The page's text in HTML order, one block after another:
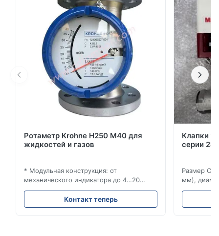
или включение и выключение клапанов
автоматического управления.Позиционировщик
подает воздух на о...
Ротаметр Krohne H250 M40 для
жидкостей и газов
* Модульная конструкция: от
механического индикатора до 4…20
мА/HART®7, FF, Profibus-PA и
суммирующий счетчик * Любое
монтажное положение: вертикальное,
Контакт теперь
Клапки
серии
Размер
мм),
(15–20 мм)
ANSI